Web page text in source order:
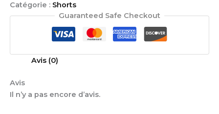
Catégorie : Shorts
Guaranteed Safe Checkout
Avis (0)
Avis
Il n’y a pas encore d’avis.